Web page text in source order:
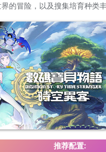
的冒险，以及搜集培育种类
推荐配置: